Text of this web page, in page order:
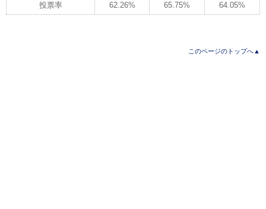
投票率 62.26% 65.75% 64.05%
このページのトップへ▲